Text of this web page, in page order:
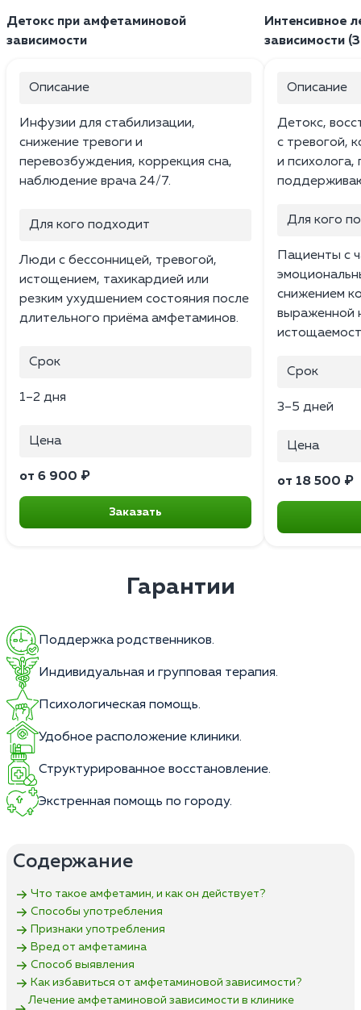
Детокс при амфетаминовой
зависимости
Описание
Инфузии для стабилизации,
снижение тревоги и
перевозбуждения, коррекция сна,
наблюдение врача 24/7.
Для кого подходит
Люди с бессонницей, тревогой,
истощением, тахикардией или
резким ухудшением состояния после
длительного приёма амфетаминов.
Срок
1–2 дня
Цена
от 6 900 ₽
Заказать
Интенсивное
зависимости
Описание
Детокс,
с тревогой,
и
Для кого
Пациенты с
снижением
выраженной
Срок
3–5 дней
Цена
от 18 500 ₽
Гарантии
Поддержка родственников.
Индивидуальная и групповая терапия.
Психологическая помощь.
Удобное расположение клиники.
Структурированное восстановление.
Экстренная помощь по городу.
Содержание
Что такое амфетамин, и как он действует?
Способы употребления
Признаки употребления
Вред от амфетамина
Способ выявления
Как избавиться от амфетаминовой зависимости?
Лечение амфетаминовой зависимости в клинике